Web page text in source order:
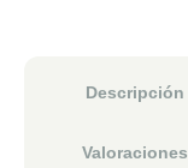
Descripción
Valoraciones